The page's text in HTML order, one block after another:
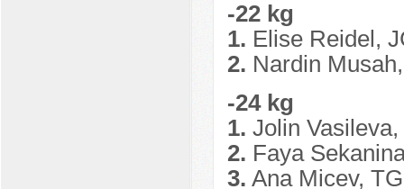
-22 kg
1. Elise Reidel,
2. Nardin
-24 kg
1. Jolin
2. Faya
3. Ana Micev,